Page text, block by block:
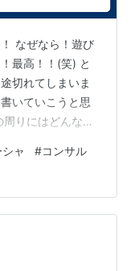
なぜなら！遊び
最高！！(笑) と
切れてしまいま
いていこうと思
りにはどんな方
居人と、IT関係
した。 （同居人
です） 2人とも
というと、今まで
しての高学歴、
ャ #コンサル